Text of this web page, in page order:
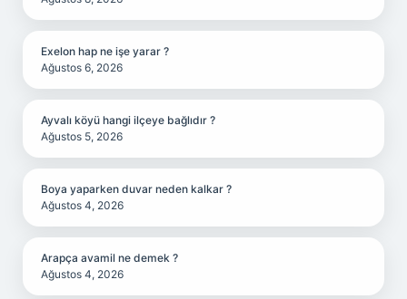
Exelon hap ne işe yarar ?
Ağustos 6, 2026
Ayvalı köyü hangi ilçeye bağlıdır ?
Ağustos 5, 2026
Boya yaparken duvar neden kalkar ?
Ağustos 4, 2026
Arapça avamil ne demek ?
Ağustos 4, 2026